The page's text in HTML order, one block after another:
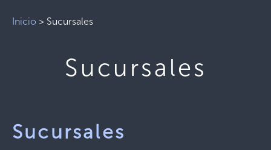
Inicio > Sucursales
Sucursales
Sucursales